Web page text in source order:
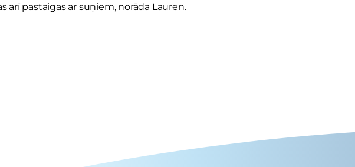
pastaigas ar suņiem, norāda Lauren.